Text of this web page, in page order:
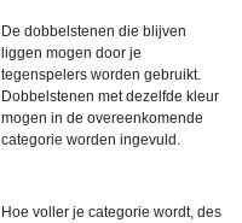
De dobbelstenen die blijven
liggen mogen door je
tegenspelers worden gebruikt.
Dobbelstenen met dezelfde kleur
mogen in de overeenkomende
categorie worden ingevuld.
Hoe voller je categorie wordt, des